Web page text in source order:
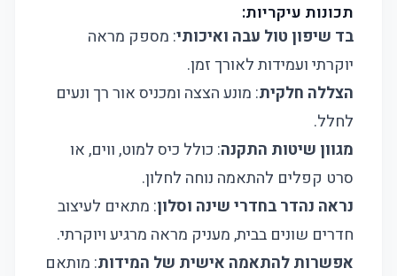
תכונות עיקריות:
בד שיפון טול עבה ואיכותי: מספק מראה
יוקרתי ועמידות לאורך זמן.
הצללה חלקית: מונע הצצה ומכניס אור רך ונעים
לחלל.
מגוון שיטות התקנה: כולל כיס למוט, ווים, או
סרט קפלים להתאמה נוחה לחלון.
נראה נהדר בחדרי שינה וסלון: מתאים לעיצוב
חדרים שונים בבית, מעניק מראה מרגיע ויוקרתי.
אפשרות להתאמה אישית של המידות: מותאם